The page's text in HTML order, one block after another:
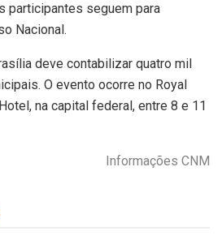
participantes seguem para
Nacional.
deve contabilizar quatro mil
O evento ocorre no Royal
na capital federal, entre 8 e 11
Informações CNM